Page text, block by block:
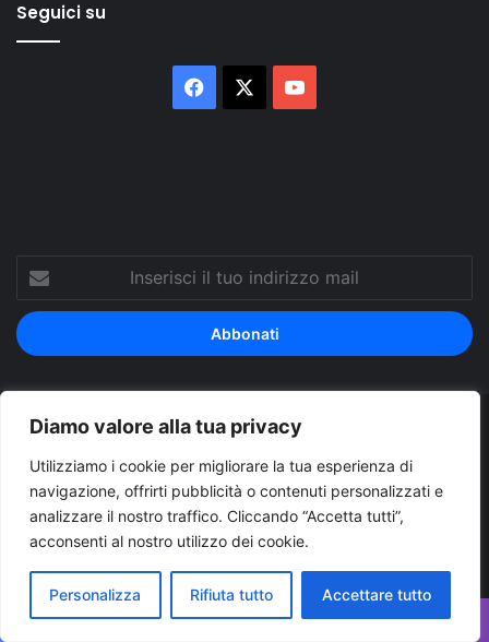
Diamo valore alla tua privacy
Utilizziamo i cookie per migliorare la tua esperienza di
navigazione, offrirti pubblicità o contenuti personalizzati e
analizzare il nostro traffico. Cliccando “Accetta tutti”,
acconsenti al nostro utilizzo dei cookie.
Personalizza Rifiuta tutto Accettare tutto
Seguici su
Facebook
Inserisci
tuo
indirizzo
mail
© Copyright 2026, Tutti i diritti riservati |
Pugliapress - Quotidiano online editore associazione giornalisti
riuniti registrato presso il tribunale di Taranto al n. 569/2000 del
24/10/2000. Direttore responsabile Antonio Rubino
Cerco/Vendo
Offerte di lavoro Puglia Archivio
Contatti